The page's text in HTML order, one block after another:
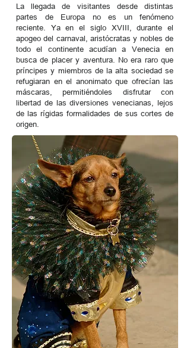
La llegada de visitantes desde distintas
partes de Europa no es un fenómeno
reciente. Ya en el siglo XVIII, durante el
apogeo del carnaval, aristócratas y nobles de
todo el continente acudían a Venecia en
busca de placer y aventura. No era raro que
príncipes y miembros de la alta sociedad se
refugiaran en el anonimato que ofrecían las
máscaras, permitiéndoles disfrutar con
libertad de las diversiones venecianas, lejos
de las rígidas formalidades de sus cortes de
origen.